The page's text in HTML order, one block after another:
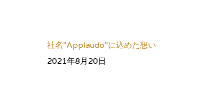
社名”Applaudo”に込めた想い
2021年8月20日